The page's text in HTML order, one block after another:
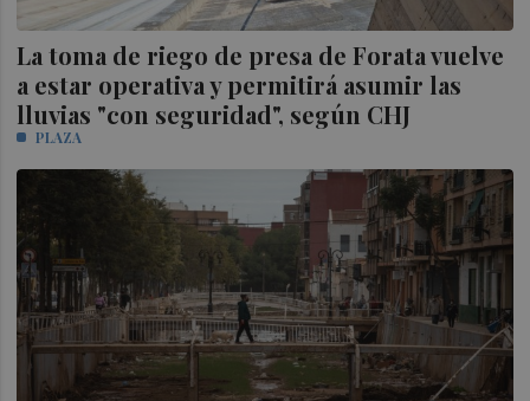
La toma de riego de presa de Forata vuelve
a estar operativa y permitirá asumir las
lluvias "con seguridad", según CHJ
PLAZA